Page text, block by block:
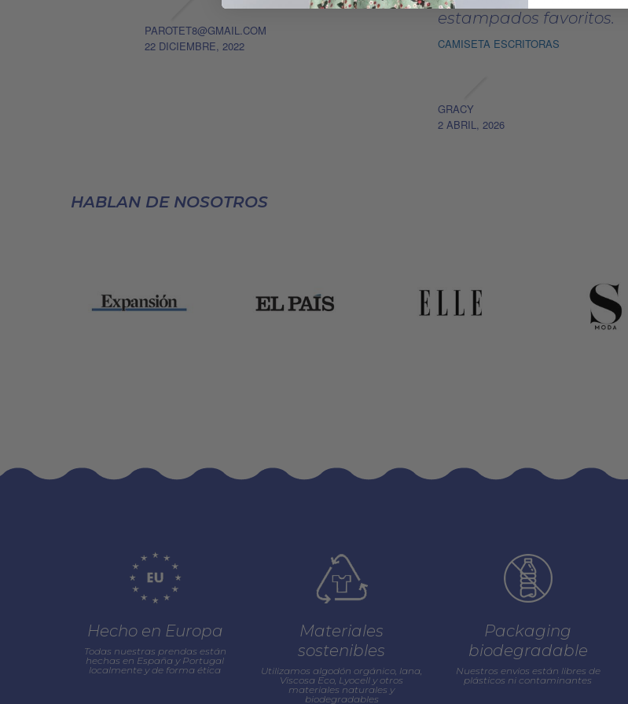
PAROTET8@GMAIL.COM
22 DICIEMBRE, 2022
estampados favoritos.
CAMISETA ESCRITORAS
GRACY
2 ABRIL, 2026
HABLAN DE NOSOTROS
Hecho en Europa
Todas nuestras prendas están
hechas en España y Portugal
localmente y de forma ética
Materiales
sostenibles
Utilizamos algodón orgánico, lana,
Viscosa Eco, Lyocell y otros
materiales naturales y
biodegradables
Packaging
biodegradable
Nuestros envios están libres de
plásticos ni contaminantes